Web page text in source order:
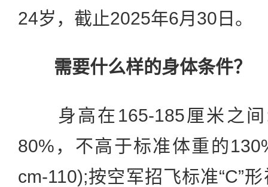
24岁，截止2025年6月30日。
需要什么样的身体条件？
身高在165-185厘米之间
80%，不高于标准体重的
cm-110);按空军招飞标准“C”